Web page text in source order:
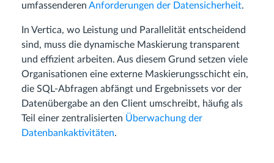
umfassenderen Anforderungen der Datensicherheit.
In Vertica, wo Leistung und Parallelität entscheidend
sind, muss die dynamische Maskierung transparent
und effizient arbeiten. Aus diesem Grund setzen viele
Organisationen eine externe Maskierungsschicht ein,
die SQL-Abfragen abfängt und Ergebnissets vor der
Datenübergabe an den Client umschreibt, häufig als
Teil einer zentralisierten Überwachung der
Datenbankaktivitäten.